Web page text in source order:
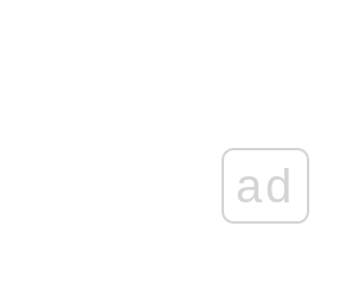
ad